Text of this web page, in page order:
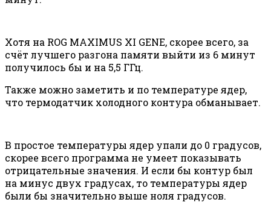
Хотя на ROG MAXIMUS XI GENE, скорее всего, за
счёт лучшего разгона памяти выйти из 6 минут
получилось бы и на 5,5 ГГц.
Также можно заметить и по температуре ядер,
что термодатчик холодного контура обманывает.
В простое температуры ядер упали до 0 градусов,
скорее всего программа не умеет показывать
отрицательные значения. И если бы контур был
на минус двух градусах, то температуры ядер
были бы значительно выше ноля градусов.